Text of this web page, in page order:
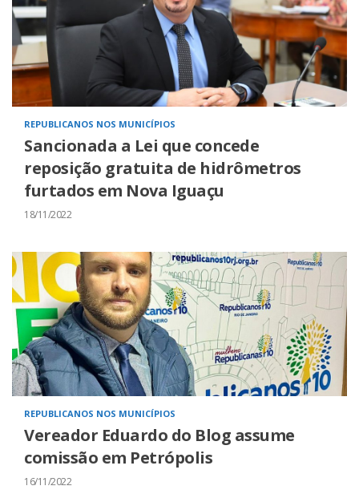
REPUBLICANOS NOS MUNICÍPIOS
Sancionada a Lei que concede
reposição gratuita de hidrômetros
furtados em Nova Iguaçu
18/11/2022
REPUBLICANOS NOS MUNICÍPIOS
Vereador Eduardo do Blog assume
comissão em Petrópolis
16/11/2022